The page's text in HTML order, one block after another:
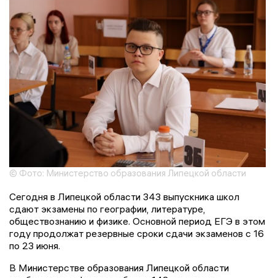
© Фото: Министерство образования Липецкой области
Сегодня в Липецкой области 343 выпускника школ
сдают экзамены по географии, литературе,
обществознанию и физике. Основной период ЕГЭ в этом
году продолжат резервные сроки сдачи экзаменов с 16
по 23 июня.
В Министерстве образования Липецкой области